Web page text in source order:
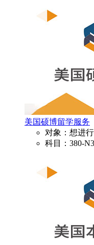
美国硕博留学服务
对象：想进
科目：380-